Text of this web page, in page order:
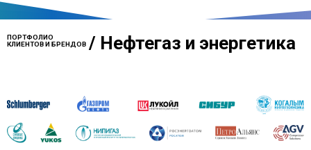
ПОРТФОЛИО
КЛИЕНТОВ И БРЕНДОВ/ Нефтегаз и энергетика